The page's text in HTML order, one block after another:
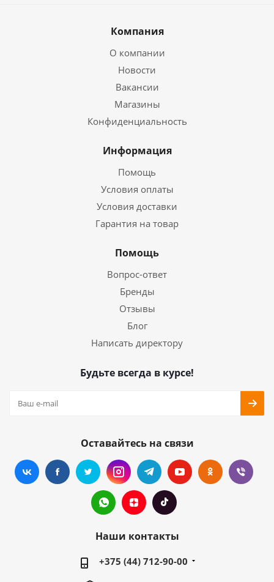
Компания
О компании
Новости
Вакансии
Магазины
Конфиденциальность
Информация
Помощь
Условия оплаты
Условия доставки
Гарантия на товар
Помощь
Вопрос-ответ
Бренды
Отзывы
Блог
Написать директору
Будьте всегда в курсе!
Оставайтесь на связи
Наши контакты
+375 (44) 712-90-00